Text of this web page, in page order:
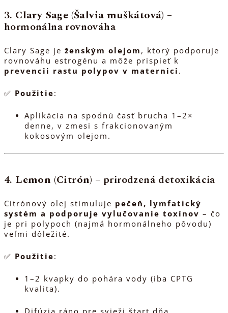
3. Clary Sage (Šalvia muškátová) –
hormonálna rovnováha
Clary Sage je ženským olejom , ktorý podporuje
rovnováhu estrogénu a môže prispieť k
prevencii rastu polypov v maternici .
✅ Použitie:
Aplikácia na spodnú časť brucha 1–2×
denne, v zmesi s frakcionovaným
kokosovým olejom.
4. Lemon (Citrón) – prirodzená detoxikácia
Citrónový olej stimuluje pečeň, lymfatický
systém a podporuje vylučovanie toxínov – čo
je pri polypoch (najmä hormonálneho pôvodu)
veľmi dôležité.
✅ Použitie:
1–2 kvapky do pohára vody (iba CPTG
kvalita).